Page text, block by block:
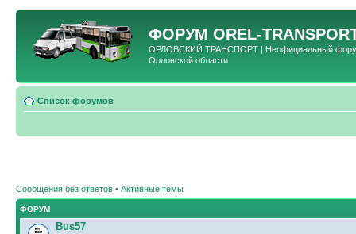
ФОРУМ OREL-
ОРЛОВСКИЙ ТРАНСПОРТ | Неофициальный форум
Орловской области
Список форумов
Сообщения без ответов • Активные темы
ФОРУМ
Bus57